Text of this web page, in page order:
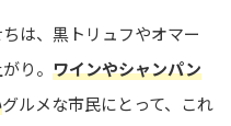
は、黒トリュフやオマー
り。 ワインやシャンパン
グルメな市民にとって、これ